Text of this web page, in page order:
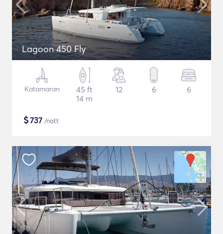
Lagoon 450 Fly
Katamaran
45 ft
14 m
12 6 6
$737 /natt